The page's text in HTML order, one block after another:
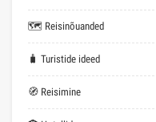
🗺 Reisinõuanded
🧳 Turistide ideed
🧭 Reisimine